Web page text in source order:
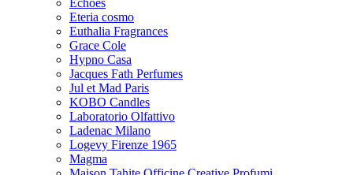
Echoes
Eteria cosmo
Euthalia Fragrances
Grace Cole
Hypno Casa
Jacques Fath Perfumes
Jul et Mad Paris
KOBO Candles
Laboratorio Olfattivo
Ladenac Milano
Logevy Firenze 1965
Magma